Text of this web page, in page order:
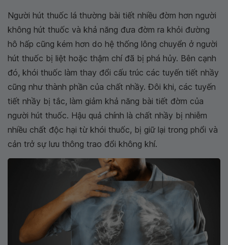
Người hút thuốc lá thường bài tiết nhiều đờm hơn người
không hút thuốc và khả năng đưa đờm ra khỏi đường
hô hấp cũng kém hơn do hệ thống lông chuyển ở người
hút thuốc bị liệt hoặc thậm chí đã bị phá hủy. Bên cạnh
đó, khói thuốc làm thay đổi cấu trúc các tuyến tiết nhầy
cũng như thành phần của chất nhầy. Đôi khi, các tuyến
tiết nhầy bị tắc, làm giảm khả năng bài tiết đờm của
người hút thuốc. Hậu quả chính là chất nhầy bị nhiễm
nhiều chất độc hại từ khói thuốc, bị giữ lại trong phổi và
cản trở sự lưu thông trao đổi không khí.